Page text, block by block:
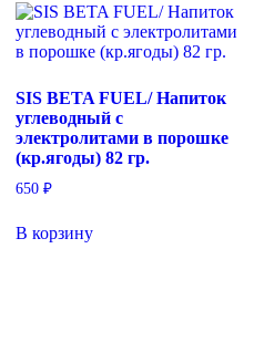
SIS BETA FUEL/ Напиток
углеводный с
электролитами в порошке
(кр.ягоды) 82 гр.
650 ₽
В корзину